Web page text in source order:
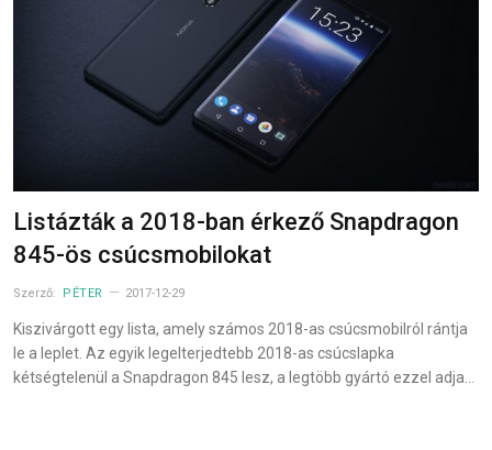
Listázták a 2018-ban érkező Snapdragon
845-ös csúcsmobilokat
Szerző: PÉTER 2017-12-29
Kiszivárgott egy lista, amely számos 2018-as csúcsmobilról rántja
le a leplet. Az egyik legelterjedtebb 2018-as csúcslapka
kétségtelenül a Snapdragon 845 lesz, a legtöbb gyártó ezzel adja…